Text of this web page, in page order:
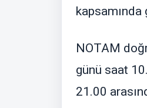
NOTAM
günü saat
21.00